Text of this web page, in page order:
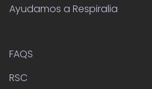
Ayudamos a Respiralia
FAQS
RSC